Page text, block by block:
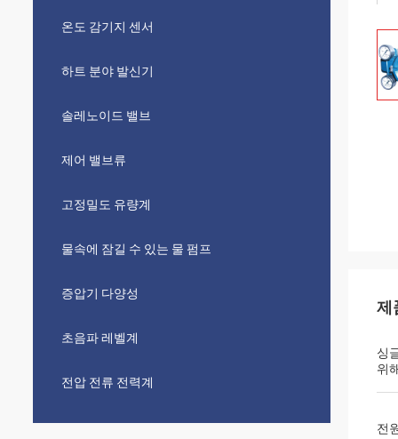
온도 감기지 센서
하트 분야 발신기
솔레노이드 밸브
제어 밸브류
고정밀도 유량계
물속에 잠길 수 있는 물 펌프
증압기 다양성
초음파 레벨계
전압 전류 전력계
제
싱
위
전